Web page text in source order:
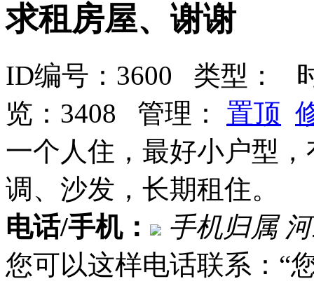
求租房屋、谢谢
ID编号：3600 类型：
览：3408 管理： 置顶
一个人住，最好小户型
调、沙发，长期租住。
电话/手机：
手机归属
您可以这样电话联系：“